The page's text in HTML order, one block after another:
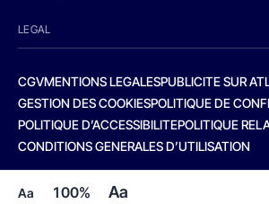
Aa 100% Aa
LEGAL
CGVMENTIONS LEGALESPUBLICITE SUR
GESTION DES COOKIESPOLITIQUE DE
POLITIQUE D’ACCESSIBILITEPOLITIQUE
CONDITIONS GENERALES D’UTILISATION